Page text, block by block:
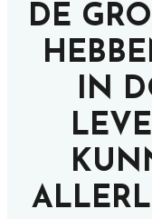
DE
IN